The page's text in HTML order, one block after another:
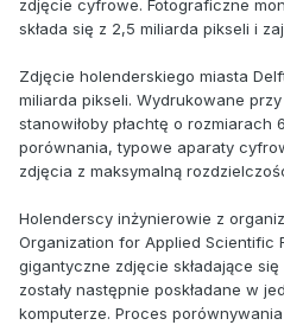
zdjęcie cyfrowe. Fotograficzne
składa się z 2,5 miliarda pikseli i
Zdjęcie holenderskiego miasta
miliarda pikseli. Wydrukowane
stanowiłoby płachtę o rozmiarach
porównania, typowe aparaty
zdjęcia z maksymalną
Holenderscy inżynierowie z
Organization for Applied Scientific
gigantyczne zdjęcie składające
zostały następnie poskładane w
komputerze. Proces